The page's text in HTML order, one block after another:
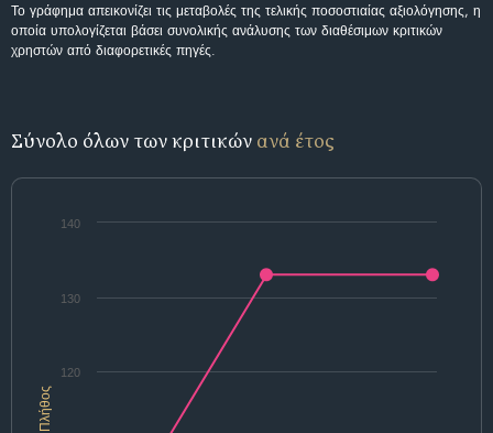
Το γράφημα απεικονίζει τις μεταβολές της τελικής ποσοστιαίας αξιολόγησης, η
οποία υπολογίζεται βάσει συνολικής ανάλυσης των διαθέσιμων κριτικών
χρηστών από διαφορετικές πηγές.
Σύνολο όλων των κριτικών ανά έτος
Πλήθος
120
130
140